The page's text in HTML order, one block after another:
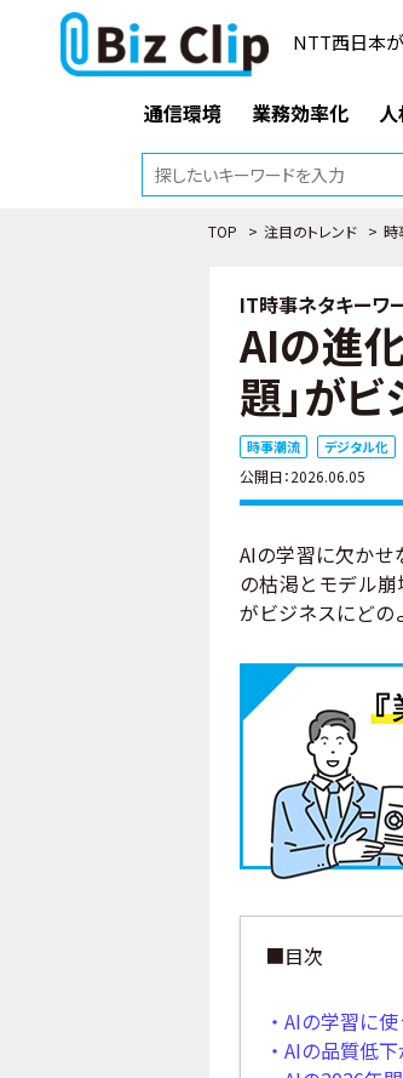
NTT西日本
通信環境 業務効率化
TOP > 注目のトレンド > 時
IT時事ネタキーワー
AIの進
題」が
時事潮流 デジタル化
公開日：2026.06.05
AIの学習に欠か
の枯渇とモデル
がビジネスにどの
■目次
・AIの学習に
・AIの品質低